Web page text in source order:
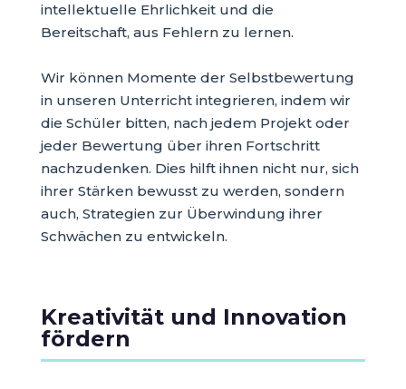
intellektuelle Ehrlichkeit und die
Bereitschaft, aus Fehlern zu lernen.
Wir können Momente der Selbstbewertung
in unseren Unterricht integrieren, indem wir
die Schüler bitten, nach jedem Projekt oder
jeder Bewertung über ihren Fortschritt
nachzudenken. Dies hilft ihnen nicht nur, sich
ihrer Stärken bewusst zu werden, sondern
auch, Strategien zur Überwindung ihrer
Schwächen zu entwickeln.
Kreativität und Innovation
fördern